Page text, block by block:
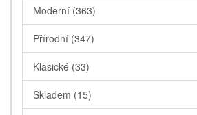
Moderní (363)
Přírodní (347)
Klasické (33)
Skladem (15)